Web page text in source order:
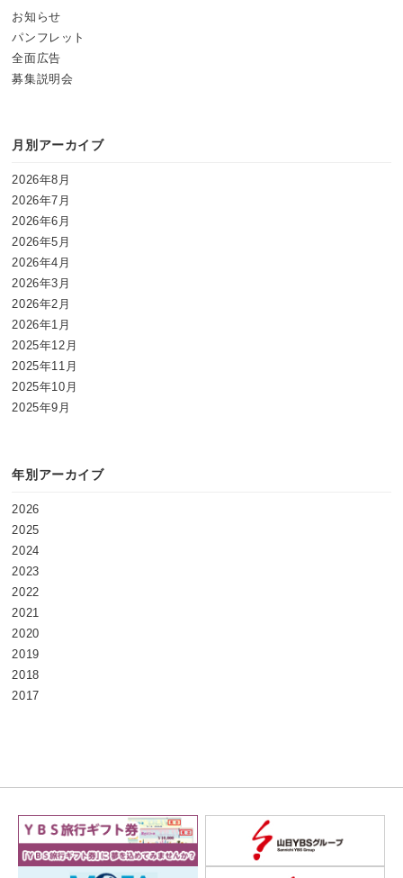
お知らせ
パンフレット
全面広告
募集説明会
月別アーカイブ
2026年8月
2026年7月
2026年6月
2026年5月
2026年4月
2026年3月
2026年2月
2026年1月
2025年12月
2025年11月
2025年10月
2025年9月
年別アーカイブ
2026
2025
2024
2023
2022
2021
2020
2019
2018
2017